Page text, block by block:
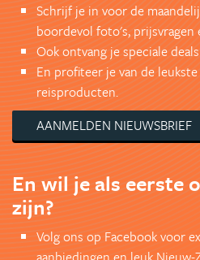
Schrijf je in voor de
boordevol foto's, prijsvragen
Ook ontvang je speciale
En profiteer je van de
reisproducten.
AANMELDEN NIEUWSBRIEF
En wil je als eerste
zijn?
Volg ons op Facebook voor